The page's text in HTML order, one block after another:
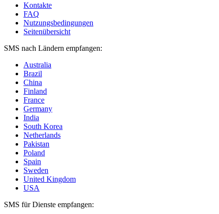
Kontakte
FAQ
Nutzungsbedingungen
Seitenübersicht
SMS nach Ländern empfangen:
Australia
Brazil
China
Finland
France
Germany
India
South Korea
Netherlands
Pakistan
Poland
Spain
Sweden
United Kingdom
USA
SMS für Dienste empfangen: